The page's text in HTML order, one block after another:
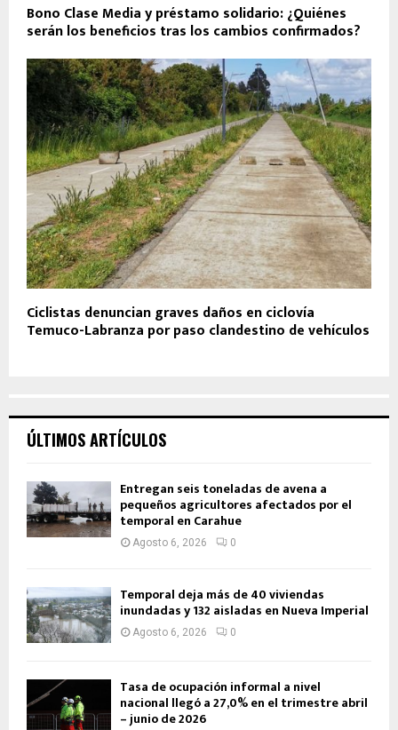
Bono Clase Media y préstamo solidario: ¿Quiénes
serán los beneficios tras los cambios confirmados?
Ciclistas denuncian graves daños en ciclovía
Temuco-Labranza por paso clandestino de vehículos
ÚLTIMOS ARTÍCULOS
Entregan seis toneladas de avena a
pequeños agricultores afectados por el
temporal en Carahue
Agosto 6, 2026 0
Temporal deja más de 40 viviendas
inundadas y 132 aisladas en Nueva Imperial
Agosto 6, 2026 0
Tasa de ocupación informal a nivel
nacional llegó a 27,0% en el trimestre abril
– junio de 2026